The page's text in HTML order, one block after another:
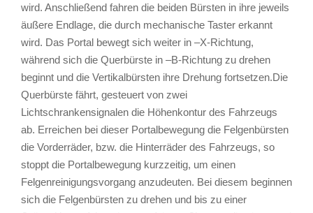
wird. Anschließend fahren die beiden Bürsten in ihre jeweils
äußere Endlage, die durch mechanische Taster erkannt
wird. Das Portal bewegt sich weiter in –X-Richtung,
während sich die Querbürste in –B-Richtung zu drehen
beginnt und die Vertikalbürsten ihre Drehung fortsetzen.Die
Querbürste fährt, gesteuert von zwei
Lichtschrankensignalen die Höhenkontur des Fahrzeugs
ab. Erreichen bei dieser Portalbewegung die Felgenbürsten
die Vorderräder, bzw. die Hinterräder des Fahrzeugs, so
stoppt die Portalbewegung kurzzeitig, um einen
Felgenreinigungsvorgang anzudeuten. Bei diesem beginnen
sich die Felgenbürsten zu drehen und bis zu einer